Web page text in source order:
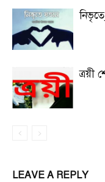
ত্রয়ী
LEAVE A REPLY